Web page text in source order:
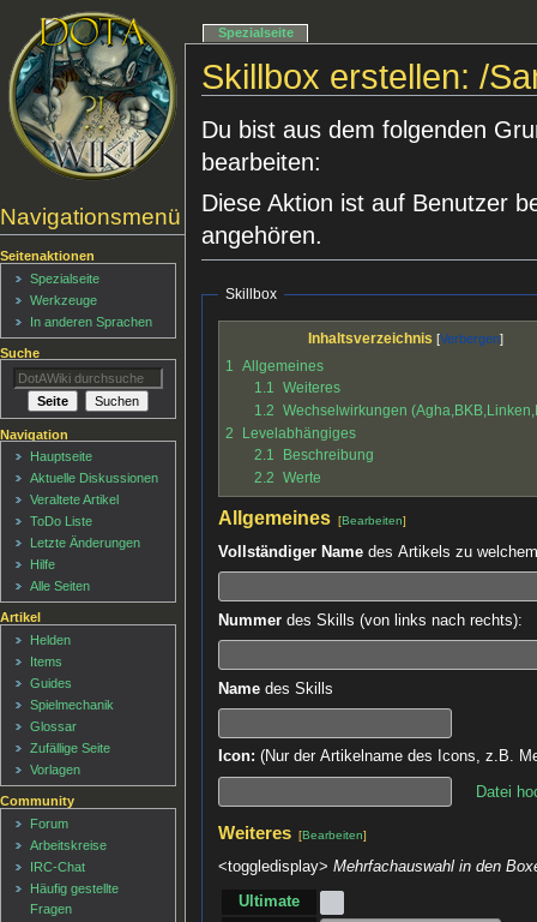
Skillbox erstellen: /
Du bist aus dem folgenden
bearbeiten:
Diese Aktion ist auf Benutzer
angehören.
Skillbox
Inhaltsverzeichnis
1
Allgemeines
1.1
Weiteres
1.2 Wechselwirkungen
2
Levelabhängiges
2.1
Beschreibung
2.2 Werte
Allgemeines [Bearbeiten]
Vollständiger Namedes Artikels zu
Nummerdes Skills (von links nach rechts):
Namedes Skills
Icon: (Nur der Artikelname des Icons, z.B.
Datei
Weiteres [Bearbeiten]
<toggledisplay> Mehrfachauswahl in den
Ultimate
Navigationsmenü
Spezialseite
Seitenaktionen
Spezialseite
Werkzeuge
In anderen Sprachen
Suche
Navigation
Hauptseite
Aktuelle Diskussionen
Veraltete Artikel
ToDo Liste
Letzte Änderungen
Hilfe
Alle Seiten
Artikel
Helden
Items
Guides
Spielmechanik
Glossar
Zufällige Seite
Vorlagen
Community
Forum
Arbeitskreise
IRC-Chat
Häufig gestellte
Fragen